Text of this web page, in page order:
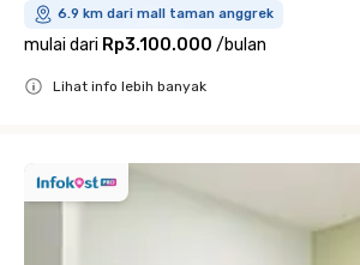
6.9 km dari mall taman anggrek
mulai dari Rp3.100.000 /bulan
Lihat info lebih banyak